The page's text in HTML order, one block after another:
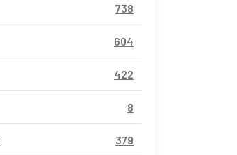
738
604
422
8
379